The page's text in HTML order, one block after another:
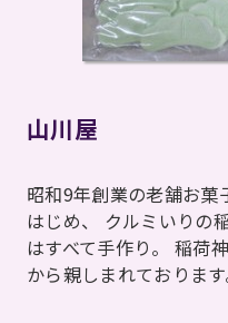
山川屋
昭和9年創業の老舗お菓
はじめ、 クルミいりの
はすべて手作り。 稲荷
から親しまれております